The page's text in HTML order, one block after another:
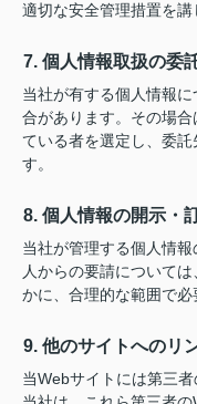
適切な安全管理措置を講
7. 個人情報取扱の委
当社が有する個人情報
合があります。その場
ている者を選定し、委
す。
8. 個人情報の開示・
当社が管理する個人情
人からの要請について
かに、合理的な範囲で必
9. 他のサイトへのリ
当Webサイトには第三